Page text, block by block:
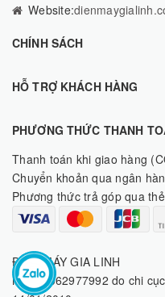
Website:
CHÍNH SÁCH
HỖ TRỢ KHÁCH HÀNG
PHƯƠNG THỨC THANH
Thanh toán khi giao hàng
Chuyển khoản qua ngân
Phương thức trả góp qua
ĐIỆN MÁY GIA LINH
MST: 8062977992 do chi